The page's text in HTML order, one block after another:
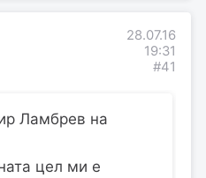
28.07.16
19:31
#41
Ламбрев на
цел ми е